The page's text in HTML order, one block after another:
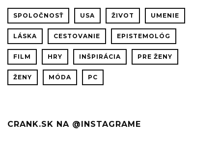
2049
SPOLOČNOSŤ USA ŽIVOT UMENIE
LÁSKA CESTOVANIE EPISTEMOLÓG
FILM HRY INŠPIRÁCIA PRE ŽENY
ŽENY MÓDA PC
CRANK.SK NA @INSTAGRAME